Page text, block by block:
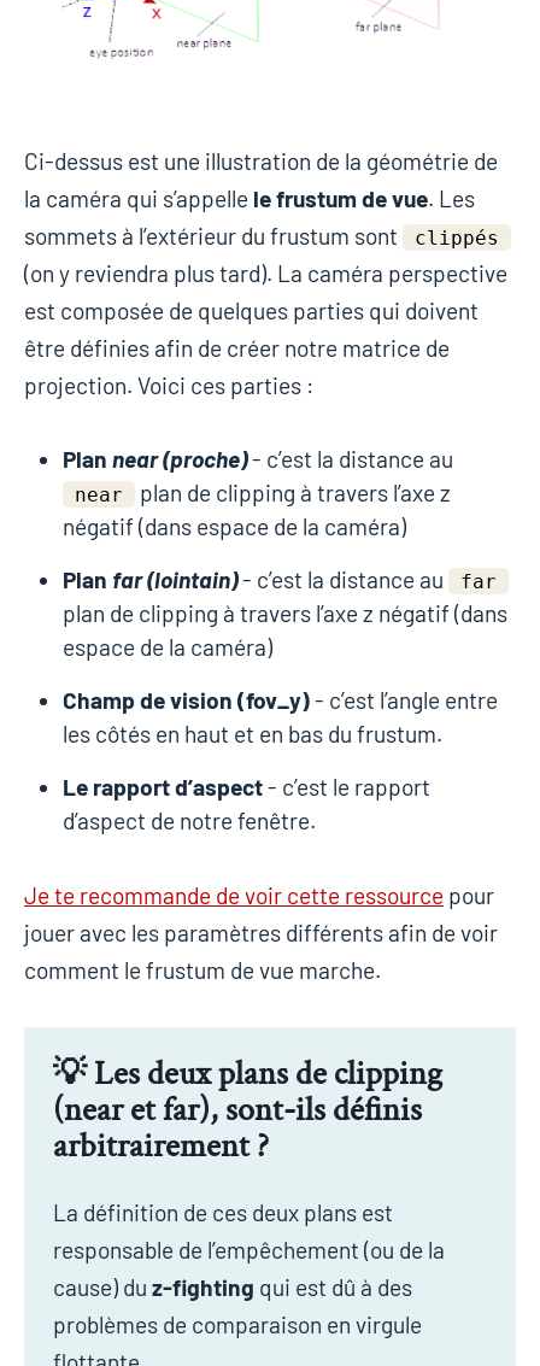
Ci-dessus est une illustration de la géométrie de
la caméra qui s’appelle le frustum de vue. Les
sommets à l’extérieur du frustum sont
clippés
(on y reviendra plus tard). La caméra perspective
est composée de quelques parties qui doivent
être définies afin de créer notre matrice de
projection. Voici ces parties :
Plan near (proche)- c’est la distance au
near
plan de clipping à travers l’axe z
négatif (dans espace de la caméra)
Plan far (lointain)- c’est la distance au far
plan de clipping à travers l’axe z négatif (dans
espace de la caméra)
Champ de vision (fov_y)- c’est l’angle entre
les côtés en haut et en bas du frustum.
Le rapport d’aspect- c’est le rapport
d’aspect de notre fenêtre.
Je te recommande de voir cette ressource pour
jouer avec les paramètres différents afin de voir
comment le frustum de vue marche.
💡 Les deux plans de clipping
(near et far), sont-ils définis
arbitrairement ?
La définition de ces deux plans est
responsable de l’empêchement (ou de la
cause) du z-fighting qui est dû à des
problèmes de comparaison en virgule